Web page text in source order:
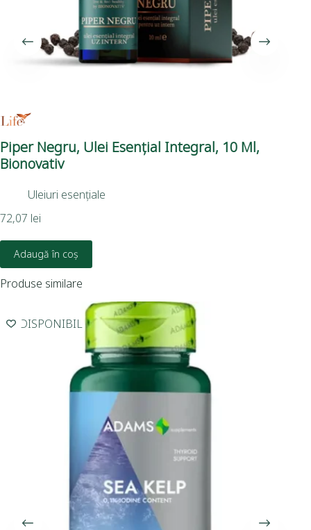
Piper Negru, Ulei Esențial Integral, 10 Ml,
Bionovativ
Uleiuri esențiale
72,07 lei
Adaugă în coș
Produse similare
INDISPONIBIL